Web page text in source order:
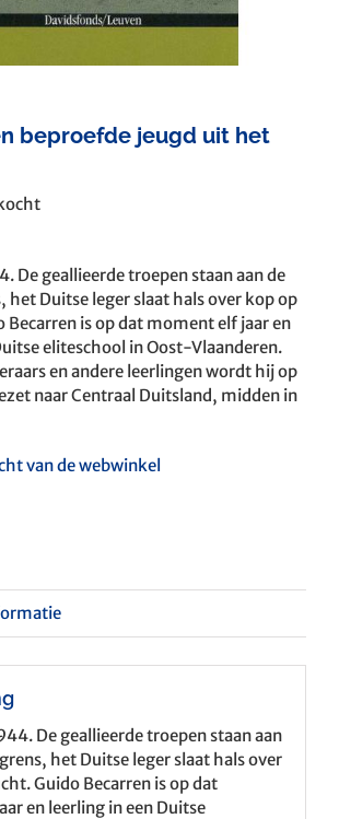
beproefde jeugd uit het
De geallieerde troepen staan aan de
het Duitse leger slaat hals over kop op
Becarren is op dat moment elf jaar en
eliteschool in Oost-Vlaanderen.
en andere leerlingen wordt hij op
naar Centraal Duitsland, midden in
van de webwinkel
De geallieerde troepen staan aan
het Duitse leger slaat hals over
Guido Becarren is op dat
en leerling in een Duitse